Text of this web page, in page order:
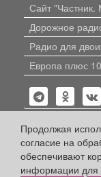
Продолжая
согласие на
обеспечивают
информации для
Сайт "Частник.
Дорожное
Радио для
Европа плюс
Политика